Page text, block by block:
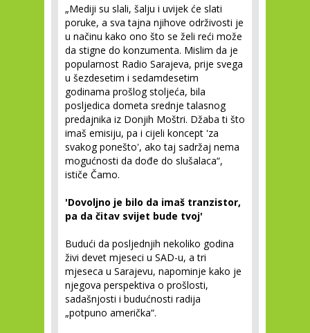
„Mediji su slali, šalju i uvijek će slati
poruke, a sva tajna njihove održivosti je
u načinu kako ono što se želi reći može
da stigne do konzumenta. Mislim da je
popularnost Radio Sarajeva, prije svega
u šezdesetim i sedamdesetim
godinama prošlog stoljeća, bila
posljedica dometa srednje talasnog
predajnika iz Donjih Moštri. Džaba ti što
imaš emisiju, pa i cijeli koncept 'za
svakog ponešto', ako taj sadržaj nema
mogućnosti da dođe do slušalaca“,
ističe Čamo.
'Dovoljno je bilo da imaš tranzistor,
pa da čitav svijet bude tvoj'
Budući da posljednjih nekoliko godina
živi devet mjeseci u SAD-u, a tri
mjeseca u Sarajevu, napominje kako je
njegova perspektiva o prošlosti,
sadašnjosti i budućnosti radija
„potpuno američka“.